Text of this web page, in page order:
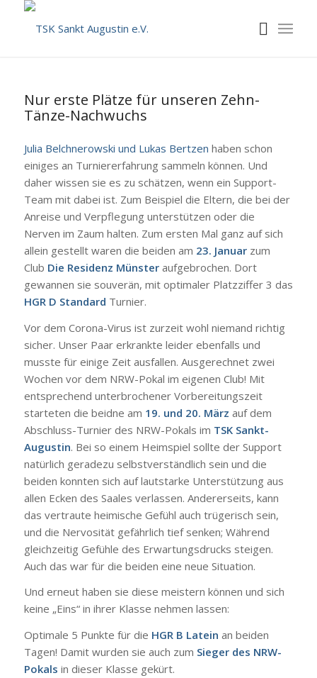
Nur erste Plätze für unseren Zehn-
Tänze-Nachwuchs
Julia Belchnerowski und Lukas Bertzen haben schon
einiges an Turniererfahrung sammeln können. Und
daher wissen sie es zu schätzen, wenn ein Support-
Team mit dabei ist. Zum Beispiel die Eltern, die bei der
Anreise und Verpflegung unterstützen oder die
Nerven im Zaum halten. Zum ersten Mal ganz auf sich
allein gestellt waren die beiden am 23. Januarzum
Club Die Residenz Münsteraufgebrochen. Dort
gewannen sie souverän, mit optimaler Platzziffer 3 das
HGR D Standard Turnier.
Vor dem Corona-Virus ist zurzeit wohl niemand richtig
sicher. Unser Paar erkrankte leider ebenfalls und
musste für einige Zeit ausfallen. Ausgerechnet zwei
Wochen vor dem NRW-Pokal im eigenen Club! Mit
entsprechend unterbrochener Vorbereitungszeit
starteten die beidne am 19. und 20. März auf dem
Abschluss-Turnier des NRW-Pokals im TSK Sankt-
Augustin. Bei so einem Heimspiel sollte der Support
natürlich geradezu selbstverständlich sein und die
beiden konnten sich auf lautstarke Unterstützung aus
allen Ecken des Saales verlassen. Andererseits, kann
das vertraute heimische Gefühl auch trügerisch sein,
und die Nervosität gefährlich tief senken; Während
gleichzeitig Gefühle des Erwartungsdrucks steigen.
Auch das war für die beiden eine neue Situation.
Und erneut haben sie diese meistern können und sich
keine „Eins“ in ihrer Klasse nehmen lassen:
Optimale 5 Punkte für die HGR B Latein an beiden
Tagen! Damit wurden sie auch zum Sieger des NRW-
Pokals in dieser Klasse gekürt.